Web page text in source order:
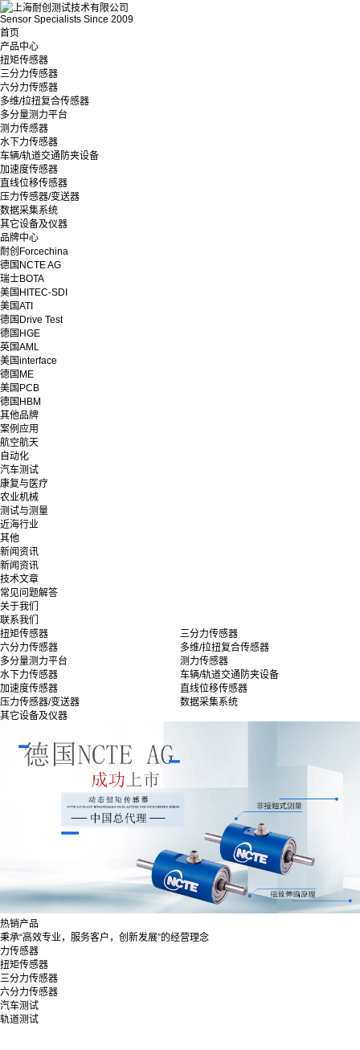
Sensor Specialists Since 2009
首页
产品中心
扭矩传感器
三分力传感器
六分力传感器
多维/拉扭复合传感器
多分量测力平台
测力传感器
水下力传感器
车辆/轨道交通防夹设备
加速度传感器
直线位移传感器
压力传感器/变送器
数据采集系统
其它设备及仪器
品牌中心
耐创Forcechina
德国NCTE AG
瑞士BOTA
美国HITEC-SDI
美国ATI
德国Drive Test
德国HGE
英国AML
美国interface
德国ME
美国PCB
德国HBM
其他品牌
案例应用
航空航天
自动化
汽车测试
康复与医疗
农业机械
测试与测量
近海行业
其他
新闻资讯
新闻资讯
技术文章
常见问题解答
关于我们
联系我们
扭矩传感器
三分力传感器
六分力传感器
多维/拉扭复合传感器
多分量测力平台
测力传感器
水下力传感器
车辆/轨道交通防夹设备
加速度传感器
直线位移传感器
压力传感器/变送器
数据采集系统
其它设备及仪器
热销产品
秉承“高效专业，服务客户，创新发展”的经营理念
力传感器
扭矩传感器
三分力传感器
六分力传感器
汽车测试
轨道测试